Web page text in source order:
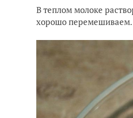
В теплом молоке
хорошо перемешиваем.